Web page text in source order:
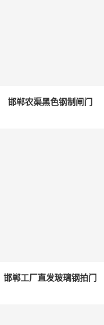
邯郸农渠黑色钢制闸门
邯郸工厂直发玻璃钢拍门